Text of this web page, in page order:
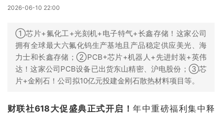
2026-06-10 22:00
①芯片+氟化工+光刻机+电子特气+长鑫存储！这家公司
拥有全球最大六氟化钨生产基地且产品稳定供应美光、海
力士和长鑫存储；②PCB+芯片+机器人+先进封装+英伟
达！这家公司PCB设备已出货东山精密、沪电股份；③芯
片+金刚石！公司拟10亿元投建金刚石散热材料项目等。
财联社618大促盛典正式开启！年中重磅福利集中释